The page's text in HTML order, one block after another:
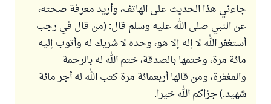
جاءني هذا الحديث على الهاتف، وأريد معرفة صحته،
عن النبي صلى الله عليه وسلم قال: (من قال في رجب
أستغفر الله لا إله إلا هو، وحده لا شريك له وأتوب إليه
مائة مرة، وختمها بالصدقة، ختم الله له بالرحمة
والمغفرة، ومن قالها أربعمائة مرة كتب الله له أجر مائة
شهيد.) جزاكم الله خيرا.